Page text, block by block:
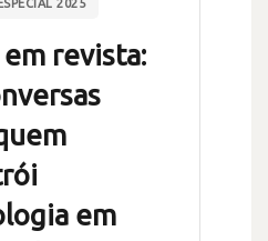
2025
revista:
em